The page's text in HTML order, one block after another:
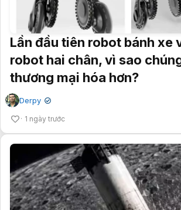
Lần đầu tiên robot bánh xe
robot hai chân, vì sao
thương mại hóa hơn?
Derpy ✔
1 ngày trước